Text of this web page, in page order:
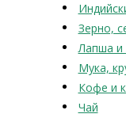
Зерно,
Лапша и
Мука,
Кофе и
Чай